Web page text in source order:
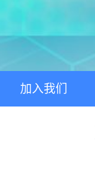
加入我们